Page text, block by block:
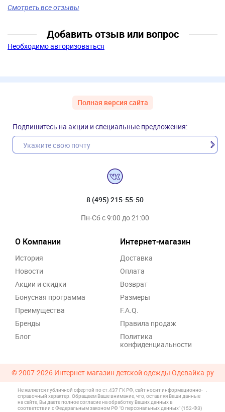
Смотреть все отзывы
Добавить отзыв или вопрос
Необходимо авторизоваться
Полная версия сайта
Подпишитесь на акции и специальные предложения:
8 (495) 215-55-50
Пн-Сб с 9:00 до 21:00
О Компании
История
Новости
Акции и скидки
Бонусная программа
Преимущества
Бренды
Блог
Интернет-магазин
Доставка
Оплата
Возврат
Размеры
F.A.Q.
Правила продаж
Политика
конфиденциальности
© 2007-2026 Интернет-магазин детской одежды Одевайка.ру
Не является публичной офертой по ст.437 ГК РФ, сайт носит информационно-
справочный характер. Обращаем Ваше внимание, что, оставляя Ваши данные
на сайте, Вы даете полное согласие на обработку Ваших данных в
соответствии с Федеральным законом РФ "О персональных данных" (152-ФЗ)
.